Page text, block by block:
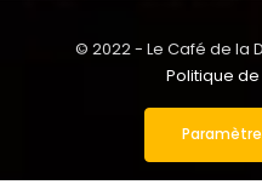
© 2022 - Le Café de la
Politique